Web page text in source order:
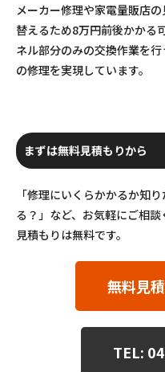
メーカー修理や家電量販店
替えるため8万円前後かかる
ネル部分のみの交換作業を
の修理を実現しています。
まずは無料見積もりから
「修理にいくらかかるか知
る？」など、お気軽にご相談
見積もりは無料です。
無料見
TEL: